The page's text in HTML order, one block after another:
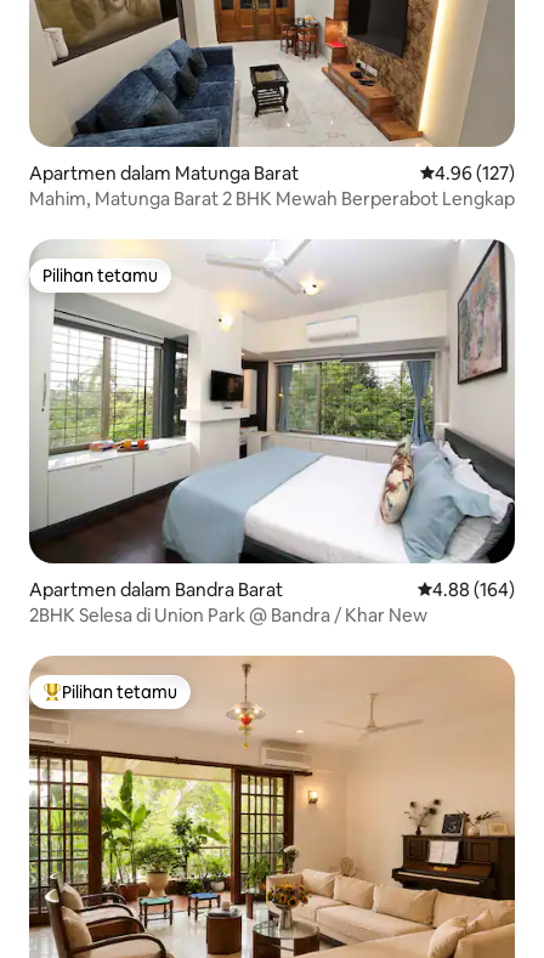
Apartmen dalam Matunga Barat Penarafan
4.96 (127)
Mahim, Matunga Barat 2 BHK Mewah Berperabot Lengkap
Pilihan tetamu
Pilihan tetamu
Apartmen dalam Bandra Barat Penarafan
4.88 (164)
2BHK Selesa di Union Park @ Bandra / Khar New
Pilihan utama tetamu
Pilihan tetamu